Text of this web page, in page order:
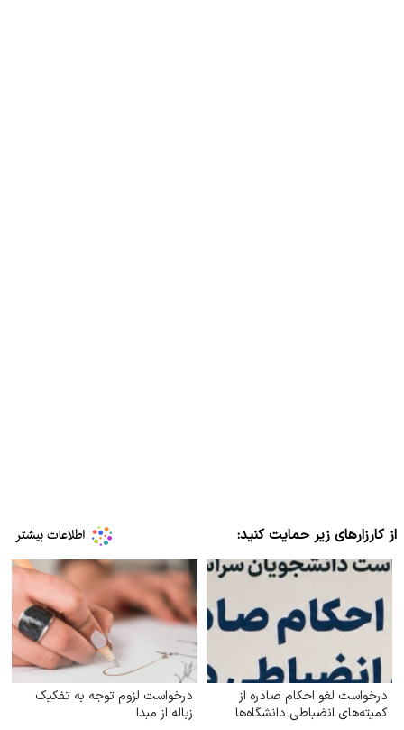
از کارزارهای زیر حمایت کنید:
درخواست لغو احکام صادره از
کمیته‌های انضباطی دانشگاه‌ها
درخواست لزوم توجه به تفکیک
زباله از مبدا